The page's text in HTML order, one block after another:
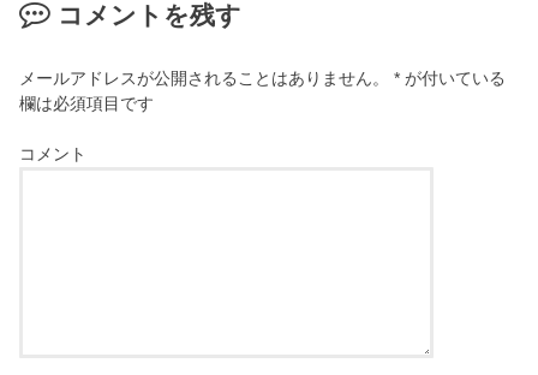
コメントを残す
メールアドレスが公開されることはありません。 * が付いている
欄は必須項目です
コメント